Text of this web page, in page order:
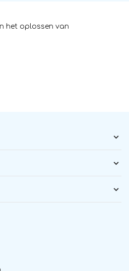
het oplossen van